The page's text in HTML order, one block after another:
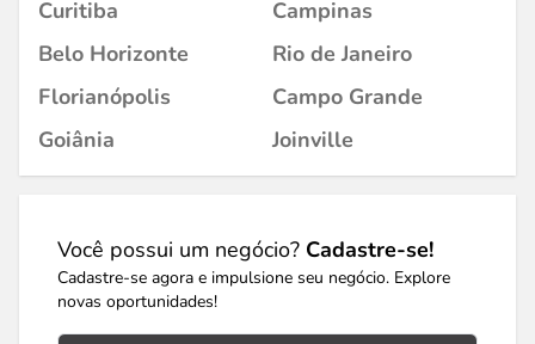
Curitiba
Campinas
Belo Horizonte
Rio de Janeiro
Florianópolis
Campo Grande
Goiânia
Joinville
Você possui um negócio? Cadastre-se!
Cadastre-se agora e impulsione seu negócio. Explore
novas oportunidades!